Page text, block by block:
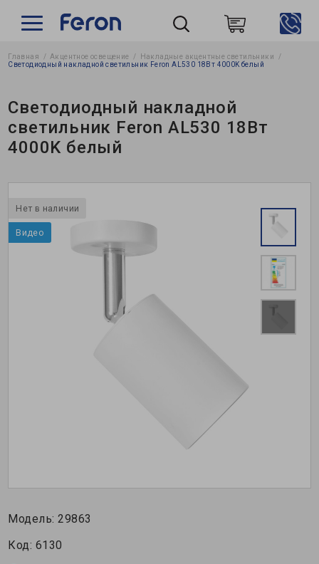
Пошук
Главная Акцентное освещение
Накладные акцентные светильники
Светодиодный накладной светильник Feron AL530 18Вт 4000K белый
Светодиодный накладной
светильник Feron AL530 18Вт
4000K белый
Нет в наличии
Видео
Модель:29863
Код: 6130